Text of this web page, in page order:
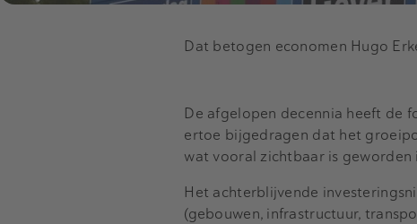
Dat betogen economen Hugo
De afgelopen decennia heeft de
ertoe bijgedragen dat het
wat vooral zichtbaar is
Het achterblijvende
(gebouwen, infrastructuur,